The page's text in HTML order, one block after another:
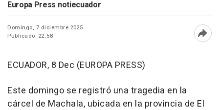
Europa Press notiecuador
Domingo, 7 diciembre 2025
Publicado: 22:58
ECUADOR, 8 Dec (EUROPA PRESS)
Este domingo se registró una tragedia en la
cárcel de Machala, ubicada en la provincia de El